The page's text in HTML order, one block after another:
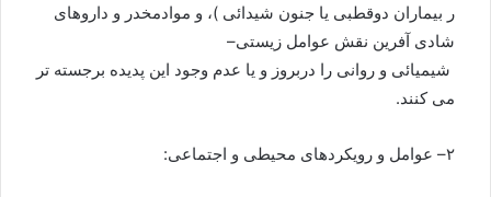
ر بیماران دوقطبی یا جنون شیدائی )، و موادمخدر و داروهای
شادی آفرین نقش عوامل زیستی–
شیمیائی و روانی را دربروز و یا عدم وجود این پدیده برجسته تر
می کنند.
۲– عوامل و رویکردهای محیطی و اجتماعی: